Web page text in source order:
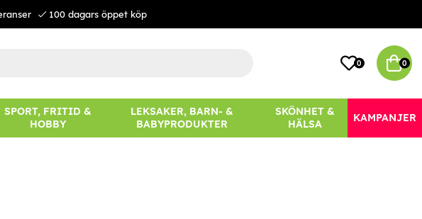
100 dagars öppet köp
0 0
SPORT, FRITID &
HOBBY
LEKSAKER, BARN- &
BABYPRODUKTER
SKÖNHET &
HÄLSA
KAMPANJER